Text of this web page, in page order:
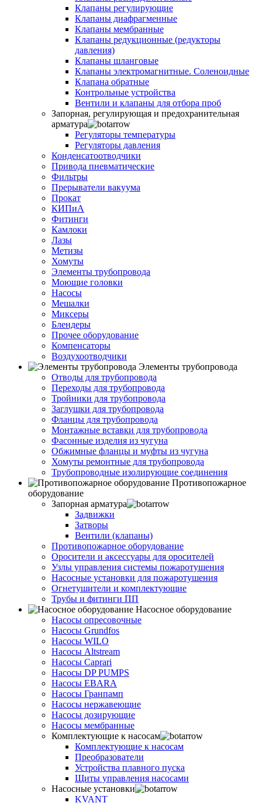
Клапаны регулирующие
Клапаны диафрагменные
Клапаны мембранные
Клапаны редукционные (редукторы
давления)
Клапаны шланговые
Клапаны электромагнитные. Соленоидные
Клапана обратные
Контрольные устройства
Вентили и клапаны для отбора проб
Запорная, регулирующая и предохранительная
арматура
Регуляторы температуры
Регуляторы давления
Конденсатоотводчики
Привода пневматические
Фильтры
Прерыватели вакуума
Прокат
КИПиА
Фитинги
Камлоки
Лазы
Метизы
Хомуты
Элементы трубопровода
Моющие головки
Насосы
Мешалки
Миксеры
Блендеры
Прочее оборудование
Компенсаторы
Воздухоотводчики
Элементы трубопровода
Отводы для трубопровода
Переходы для трубопровода
Тройники для трубопровода
Заглушки для трубопровода
Фланцы для трубопровода
Монтажные вставки для трубопровода
Фасонные изделия из чугуна
Обжимные фланцы и муфты из чугуна
Хомуты ремонтные для трубопровода
Трубопроводные изолирующие соединения
Противопожарное
оборудование
Запорная арматура
Задвижки
Затворы
Вентили (клапаны)
Противопожарное оборудование
Оросители и аксессуары для оросителей
Узлы управления системы пожаротушения
Насосные установки для пожаротушения
Огнетушители и комплектующие
Трубы и фитинги ПП
Насосное оборудование
Насосы опресовочные
Насосы Grundfos
Насосы WILO
Насосы Altstream
Насосы Caprari
Насосы DP PUMPS
Насосы EBARA
Насосы Гранпамп
Насосы нержавеющие
Насосы дозирующие
Насосы мембранные
Комплектующие к насосам
Комплектующие к насосам
Преобразователи
Устройства плавного пуска
Щиты управления насосами
Насосные установки
KVANT